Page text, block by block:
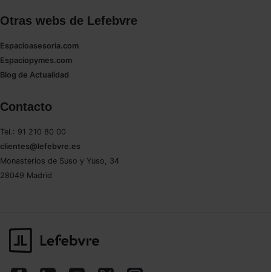
Otras webs de Lefebvre
Espacioasesoria.com
Espaciopymes.com
Blog de Actualidad
Contacto
Tel.: 91 210 80 00
clientes@lefebvre.es
Monasterios de Suso y Yuso, 34
28049 Madrid